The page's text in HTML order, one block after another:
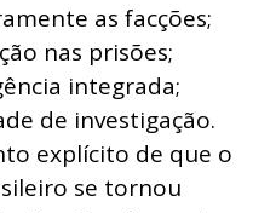
as facções;
nas prisões;
integrada;
de investigação.
explícito de que o
se tornou